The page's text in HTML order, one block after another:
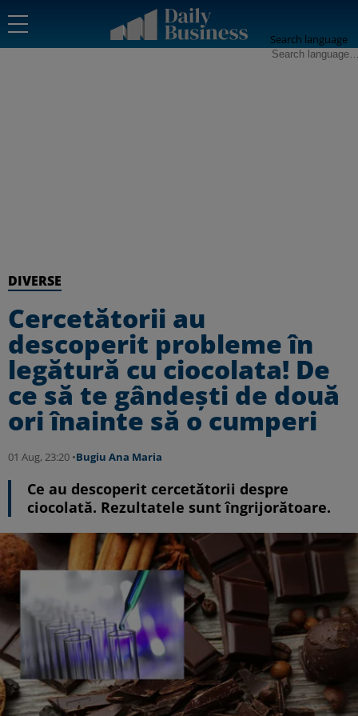
Search language
DIVERSE
Cercetătorii au
descoperit probleme în
legătură cu ciocolata! De
ce să te gândești de două
ori înainte să o cumperi
01 Aug, 23:20 •Bugiu ⁠Ana Maria
Ce au descoperit cercetătorii despre
ciocolată. Rezultatele sunt îngrijorătoare.